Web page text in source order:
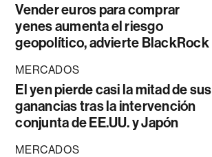
Vender euros para comprar
yenes aumenta el riesgo
geopolítico, advierte BlackRock
MERCADOS
El yen pierde casi la mitad de sus
ganancias tras la intervención
conjunta de EE.UU. y Japón
MERCADOS